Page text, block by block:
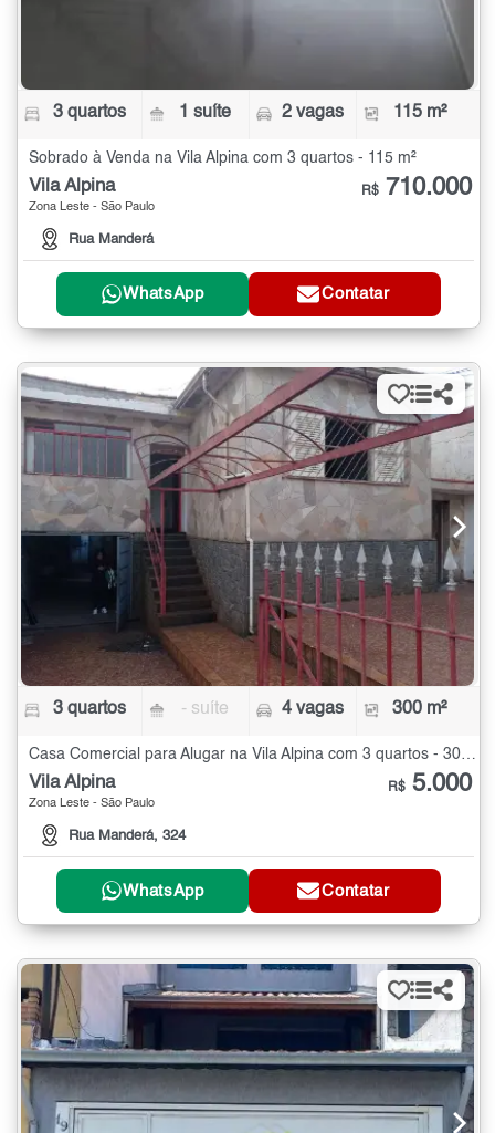
3 quartos 1 suíte 2 vagas 115 m²
Sobrado à Venda na Vila Alpina com 3 quartos - 115 m²
Vila Alpina
Zona Leste - São Paulo
Rua Manderá
R$ 710.000
WhatsApp Contatar
3 quartos - suíte 4 vagas 300 m²
Casa Comercial para Alugar na Vila Alpina com 3 quartos - 300 m²
Vila Alpina
Zona Leste - São Paulo
Rua Manderá, 324
R$ 5.000
WhatsApp Contatar